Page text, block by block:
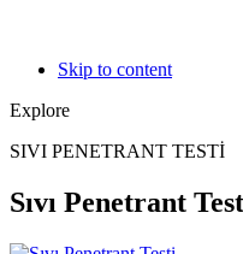
Skip to content
Explore
SIVI PENETRANT TESTİ
Sıvı Penetrant